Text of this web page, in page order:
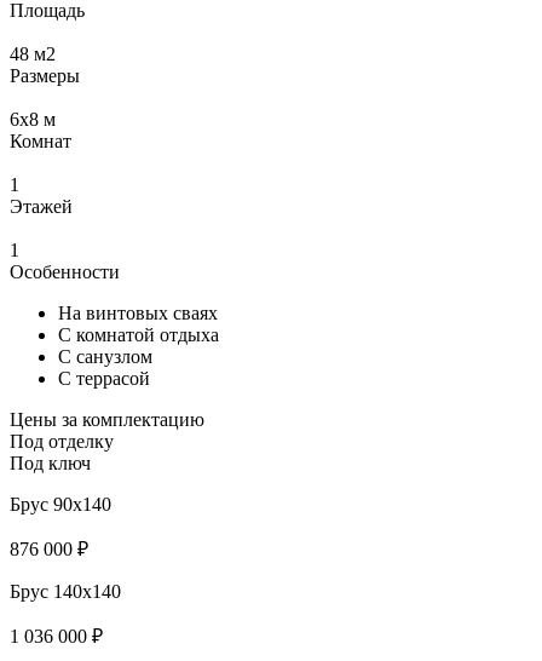
Площадь
48 м2
Размеры
6x8 м
Комнат
1
Этажей
1
Особенности
На винтовых сваях
С комнатой отдыха
С санузлом
С террасой
Цены за комплектацию
Под отделку
Под ключ
Брус 90x140
876 000 ₽
Брус 140x140
1 036 000 ₽